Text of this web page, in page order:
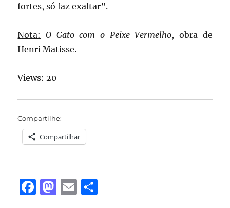
fortes, só faz exaltar”.
Nota: O Gato com o Peixe Vermelho, obra de
Henri Matisse.
Views: 20
Compartilhe:
Compartilhar
F
M E